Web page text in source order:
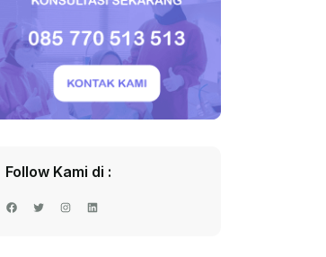
Follow Kami di :
Facebook
TwitterInstagram